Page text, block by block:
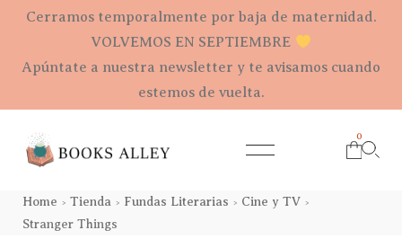
Cerramos temporalmente por baja de maternidad.
VOLVEMOS EN SEPTIEMBRE
Apúntate a nuestra newsletter y te avisamos cuando
estemos de vuelta.
0
Home > Tienda > Fundas Literarias > Cine y TV >
Stranger Things